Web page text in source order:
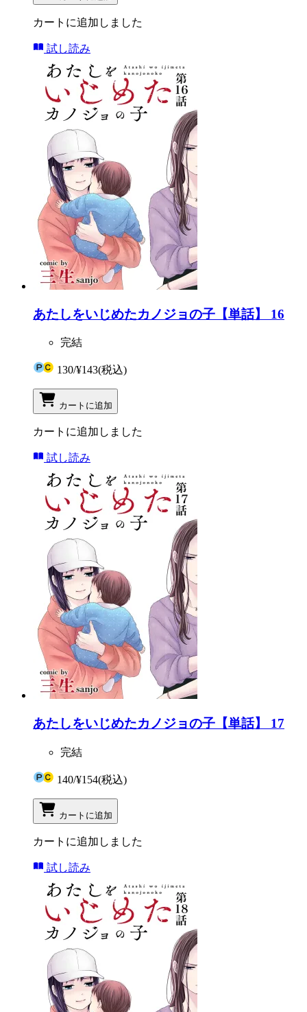
カートに追加しました
試し読み
あたしをいじめたカノジョの子【単話】 16
完結
130/¥143(税込)
カートに追加
カートに追加しました
試し読み
あたしをいじめたカノジョの子【単話】 17
完結
140/¥154(税込)
カートに追加
カートに追加しました
試し読み